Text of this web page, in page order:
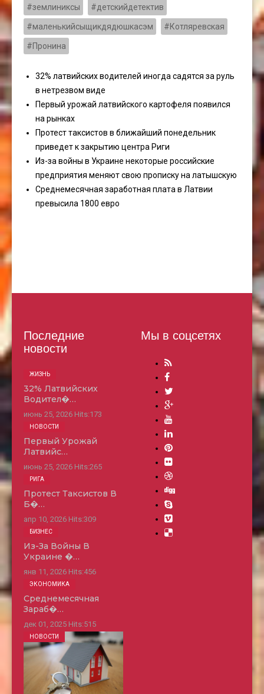
#землиниксы #детскийдетектив
#маленькийсыщикдядюшкасэм #Котляревская
#Пронина
32% латвийских водителей иногда садятся за руль
в нетрезвом виде
Первый урожай латвийского картофеля появился
на рынках
Протест таксистов в ближайший понедельник
приведет к закрытию центра Риги
Из-за войны в Украине некоторые российские
предприятия меняют свою прописку на латышскую
Среднемесячная заработная плата в Латвии
превысила 1800 евро
Последние
новости
32% Латвийских
Водител�…
июнь 25, 2026 Hits:173
ЖИЗНЬ
Первый Урожай
Латвийс…
июнь 25, 2026 Hits:265
НОВОСТИ
Протест Таксистов В
Б�…
апр 10, 2026 Hits:309
РИГА
Из-За Войны В
Украине �…
янв 11, 2026 Hits:456
БИЗНЕС
Среднемесячная
Зараб�…
дек 01, 2025 Hits:515
ЭКОНОМИКА
НОВОСТИ
Мы в соцсетях